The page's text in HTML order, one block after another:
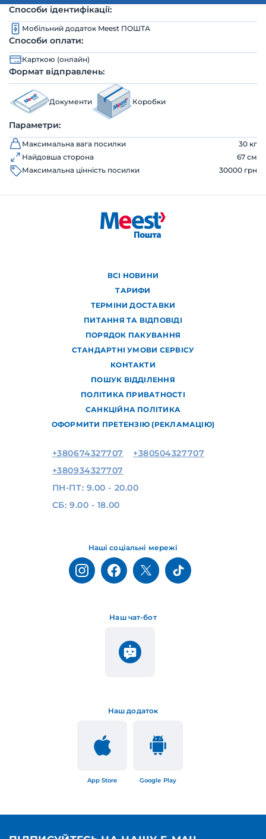
Способи ідентифікації:
Мобільний додаток Meest ПОШТА
Способи оплати:
Карткою (онлайн)
Формат відправлень:
Документи Коробки
Параметри:
Максимальна вага посилки
30 кг
Найдовша сторона
67 см
Максимальна цінність посилки
30000 грн
ВСІ НОВИНИ
ТАРИФИ
ТЕРМІНИ ДОСТАВКИ
ПИТАННЯ ТА ВІДПОВІДІ
ПОРЯДОК ПАКУВАННЯ
СТАНДАРТНІ УМОВИ СЕРВІСУ
КОНТАКТИ
ПОШУК ВІДДІЛЕННЯ
ПОЛІТИКА ПРИВАТНОСТІ
САНКЦІЙНА ПОЛІТИКА
ОФОРМИТИ ПРЕТЕНЗІЮ (РЕКЛАМАЦІЮ)
Наш додаток
App Store Google Play
Наш чат-бот
Наші соціальні мережі
+380674327707
+380504327707
+380934327707
ПН-ПТ: 9.00 - 20.00
СБ: 9.00 - 18.00